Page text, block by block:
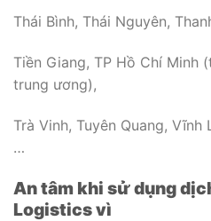
Thái Bình, Thái Nguyên,
Tiền Giang, TP Hồ Chí Minh
trung ương),
Trà Vinh, Tuyên Quang, Vĩnh
…
An tâm khi sử dụng
Logistics vì